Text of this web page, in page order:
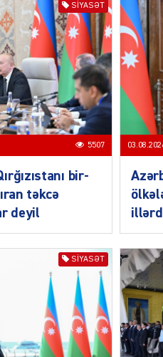
SIYASƏT
5507
bir-
təkcə
deyil
SIYASƏT